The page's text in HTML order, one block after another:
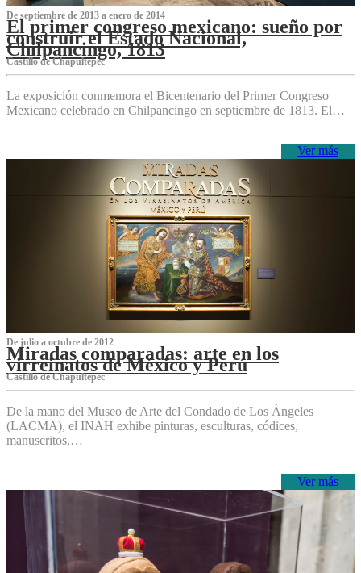
De septiembre de 2013 a enero de 2014
El primer congreso mexicano: sueño por
construir el Estado Nacional,
Chilpancingo, 1813
Castillo de Chapultepec
La exposición conmemora el Bicentenario del Primer Congreso
Mexicano celebrado en Chilpancingo en septiembre de 1813. El…
Ver más
De julio a octubre de 2012
Miradas comparadas: arte en los
virreinatos de México y Perú
Castillo de Chapultepec
De la mano del Museo de Arte del Condado de Los Ángeles
(LACMA), el INAH exhibe pinturas, esculturas, códices,
manuscritos,…
Ver más